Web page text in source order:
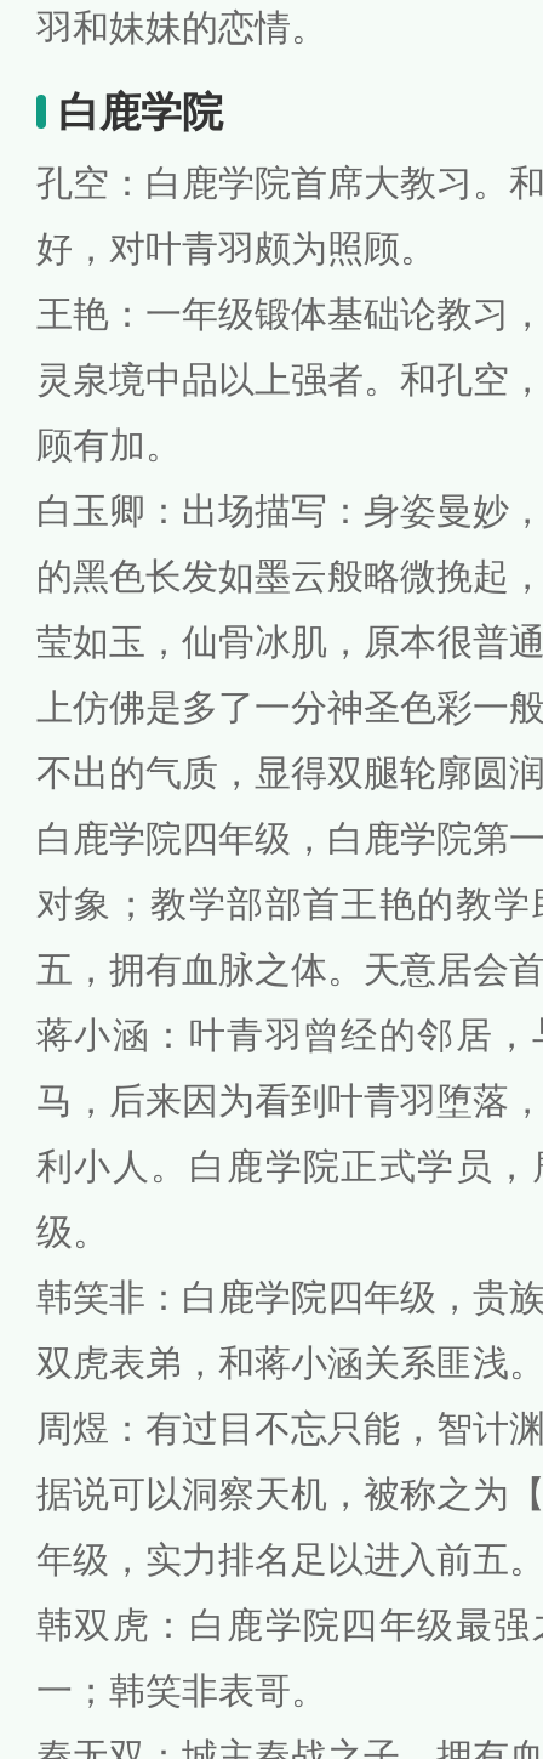
羽和妹妹的恋情。
白鹿学院
孔空：白鹿学院首席大教习。
好，对叶青羽颇为照顾。
王艳：一年级锻体基础论教习
灵泉境中品以上强者。和孔空
顾有加。
白玉卿：出场描写：身姿曼妙
的黑色长发如墨云般略微挽起
莹如玉，仙骨冰肌，原本很普
上仿佛是多了一分神圣色彩一
不出的气质，显得双腿轮廓圆
白鹿学院四年级，白鹿学院第
对象；教学部部首王艳的教
五，拥有血脉之体。天意居会
蒋小涵：叶青羽曾经的邻居
马，后来因为看到叶青羽堕落
利小人。白鹿学院正式学员
级。
韩笑非：白鹿学院四年级，贵
双虎表弟，和蒋小涵关系匪浅
周煜：有过目不忘只能，智计
据说可以洞察天机，被称之为
年级，实力排名足以进入前五
韩双虎：白鹿学院四年级最
一；韩笑非表哥。